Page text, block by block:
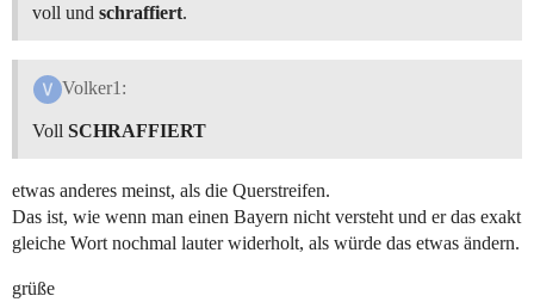
voll und schraffiert.
Volker1:
Voll SCHRAFFIERT
etwas anderes meinst, als die Querstreifen.
Das ist, wie wenn man einen Bayern nicht versteht und er das exakt
gleiche Wort nochmal lauter widerholt, als würde das etwas ändern.
grüße